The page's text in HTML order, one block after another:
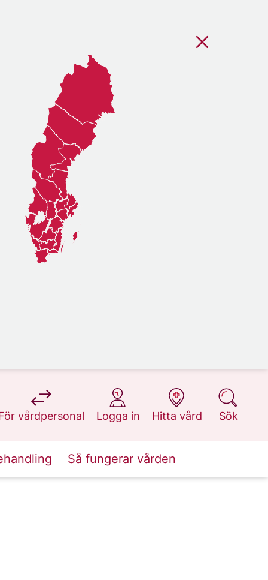
vårdpersonal
på 1177.se
Logga in
på 1177.se
Hitta vård
på 1177.se
Sök
på 1177.se
Så fungerar vården